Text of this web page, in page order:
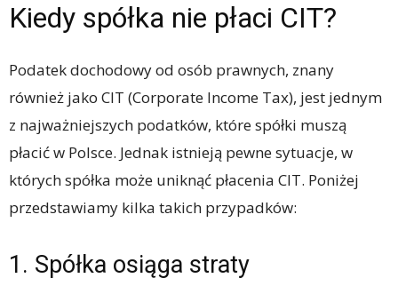
Kiedy spółka nie płaci CIT?
Podatek dochodowy od osób prawnych, znany
również jako CIT (Corporate Income Tax), jest jednym
z najważniejszych podatków, które spółki muszą
płacić w Polsce. Jednak istnieją pewne sytuacje, w
których spółka może uniknąć płacenia CIT. Poniżej
przedstawiamy kilka takich przypadków:
1. Spółka osiąga straty